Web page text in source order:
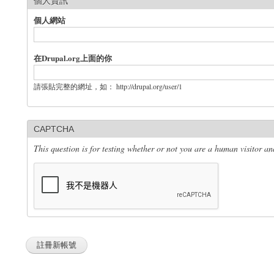
個人網站
在Drupal.org上面的你
請張貼完整的網址，如： http://drupal.org/user/1
CAPTCHA
This question is for testing whether or not you are a human visitor